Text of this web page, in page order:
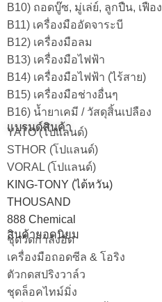
B10) ถอดบู๊ซ, มู่เล่ย์, ลูกปืน, เฟือง
B11) เครื่องมืออัดจาระบี
B12) เครื่องมือลม
B13) เครื่องมือไฟฟ้า
B14) เครื่องมือไฟฟ้า (ไร้สาย)
B15) เครื่องมือช่างอื่นๆ
B16) น้ำยาเคมี / วัสดุสิ้นเปลือง
แบรนด์สินค้า
YATO (โปแลนด์)
STHOR (โปแลนด์)
VORAL (โปแลนด์)
KING-TONY (ไต้หวัน)
THOUSAND
888 Chemical
สินค้ายอดนิยม
ชุดวัดกำลังอัด
เครื่องมือถอดซีล & โอริง
ตัวกดสปริงวาล์ว
ชุดล็อคไทม์มิ่ง